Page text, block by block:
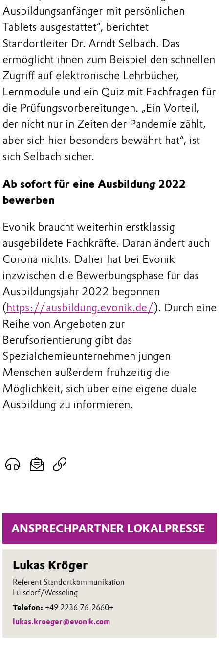
ANSPRECHPARTNER LOKALPRESSE
Lukas Kröger
Referent Standortkommunikation
Lülsdorf/Wesseling
Telefon: +49 2236 76-2660+
lukas.kroeger@evonik.com
Ausbildungsanfänger mit persönlichen
Tablets ausgestattet“, berichtet
Standortleiter Dr. Arndt Selbach. Das
ermöglicht ihnen zum Beispiel den schnellen
Zugriff auf elektronische Lehrbücher,
Lernmodule und ein Quiz mit Fachfragen für
die Prüfungsvorbereitungen. „Ein Vorteil,
der nicht nur in Zeiten der Pandemie zählt,
aber sich hier besonders bewährt hat“, ist
sich Selbach sicher.
Ab sofort für eine Ausbildung 2022
bewerben
Evonik braucht weiterhin erstklassig
ausgebildete Fachkräfte. Daran ändert auch
Corona nichts. Daher hat bei Evonik
inzwischen die Bewerbungsphase für das
Ausbildungsjahr 2022 begonnen
(https://ausbildung.evonik.de/). Durch eine
Reihe von Angeboten zur
Berufsorientierung gibt das
Spezialchemieunternehmen jungen
Menschen außerdem frühzeitig die
Möglichkeit, sich über eine eigene duale
Ausbildung zu informieren.